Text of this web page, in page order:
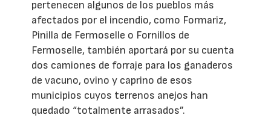
pertenecen algunos de los pueblos más
afectados por el incendio, como Formariz,
Pinilla de Fermoselle o Fornillos de
Fermoselle, también aportará por su cuenta
dos camiones de forraje para los ganaderos
de vacuno, ovino y caprino de esos
municipios cuyos terrenos anejos han
quedado “totalmente arrasados”.